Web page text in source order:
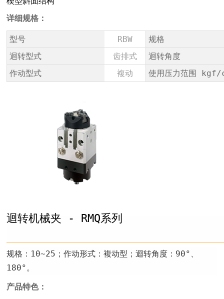
详细规格：
型号 RBW
规格
迴转型式
齿排式
迴转角度
作动型式
複动 使用压力范围 kgf/
迴转机械夹 - RMQ系列
规格：10~25；作动形式：複动型；迴转角度：90°、
180°。
产品特色：